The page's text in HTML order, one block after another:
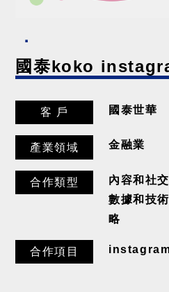
國泰koko
客 戶 國泰世華
產業領域 金融業
合作類型
內容和社
數據和技
略
合作項目